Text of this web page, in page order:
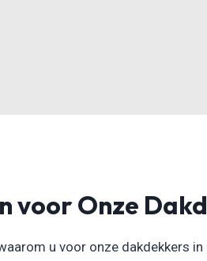
voor Onze
u voor onze dakdekkers